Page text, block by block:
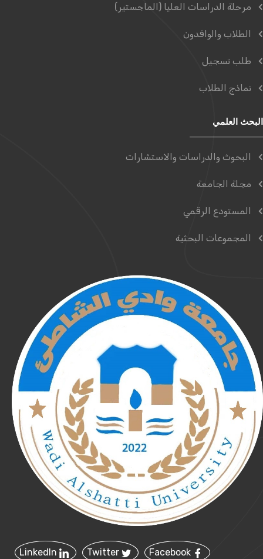
مرحلة الدراسات العليا (الماجستير)
الطلاب والوافدون
طلب تسجيل
نماذج الطلاب
البحث العلمي
البحوث والدراسات والاستشارات
مجلة الجامعة
المستودع الرقمي
المجموعات البحثية